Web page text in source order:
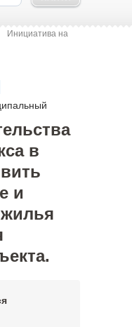
Инициатива на
в
и